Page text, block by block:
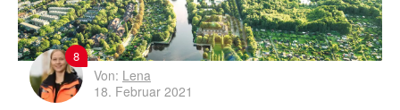
8
Von: Lena
18. Februar 2021